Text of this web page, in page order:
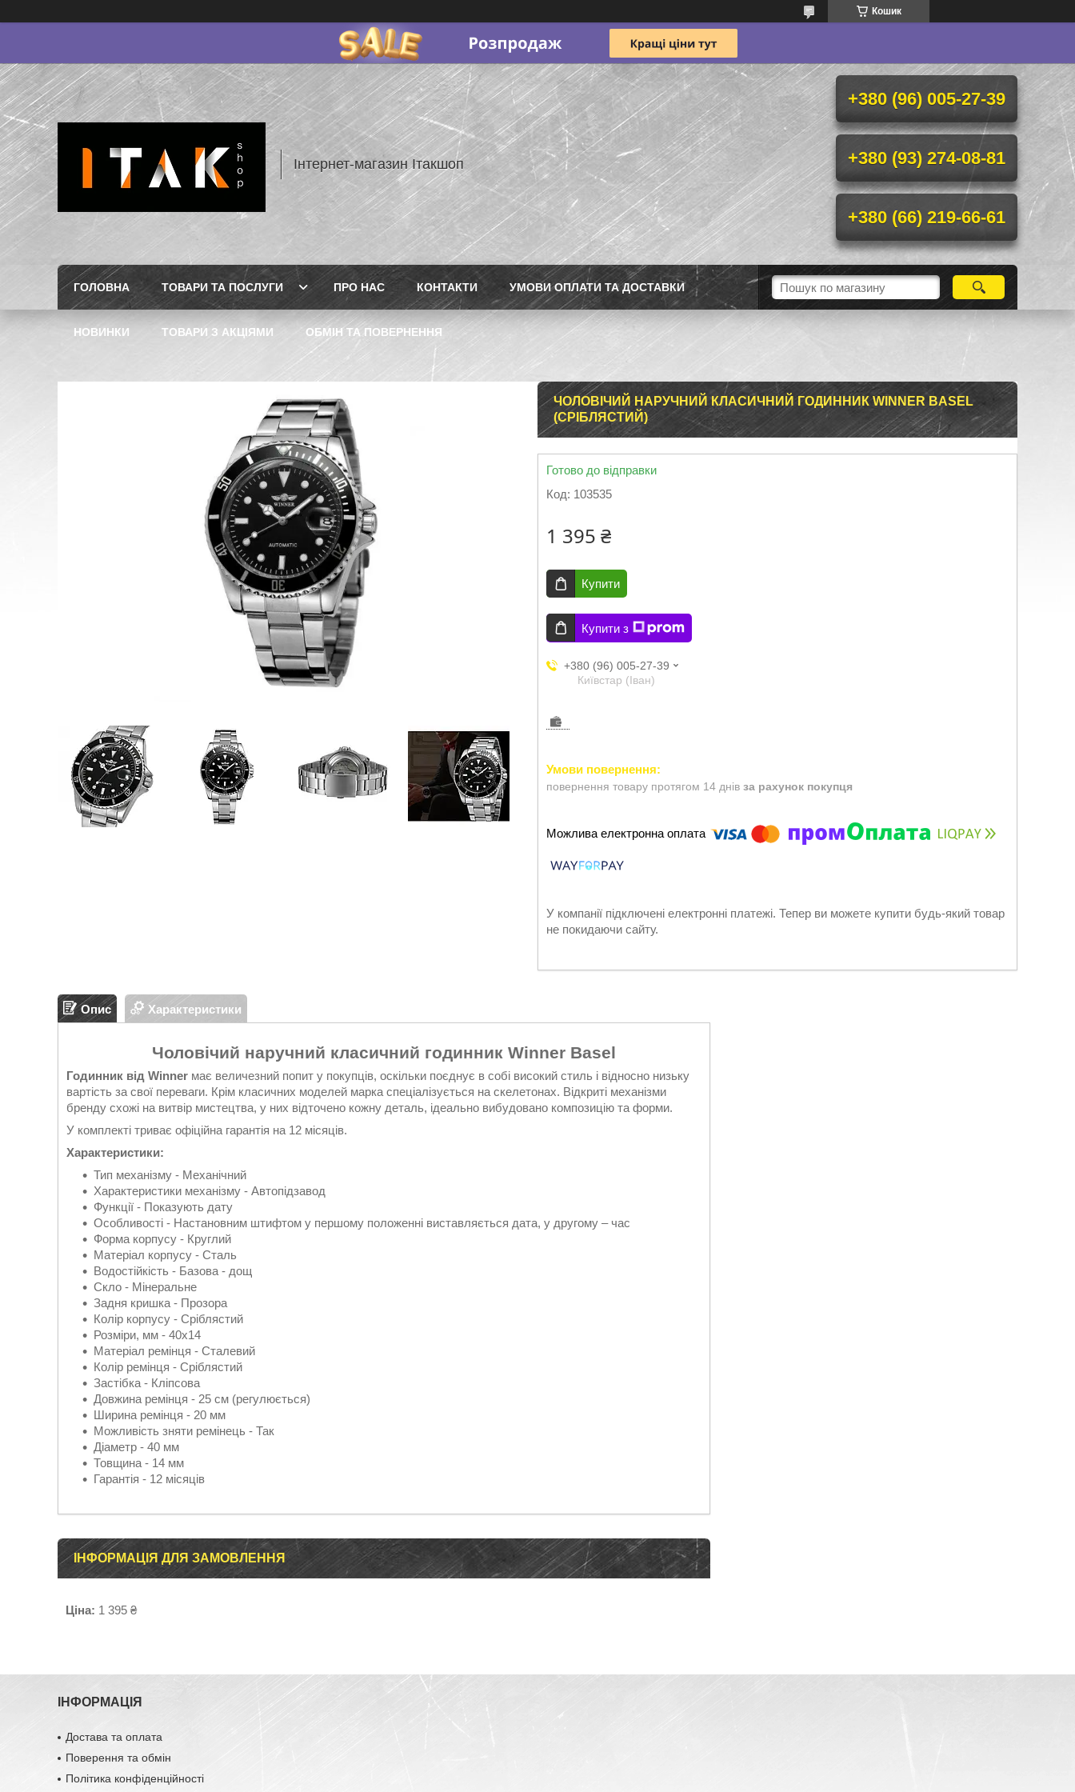
Кошик
Інтернет-магазин Ітакшоп
+380 (96) 005-27-39
+380 (93) 274-08-81
+380 (66) 219-66-61
ГОЛОВНА ТОВАРИ ТА ПОСЛУГИ ПРО НАС КОНТАКТИ УМОВИ ОПЛАТИ ТА ДОСТАВКИ
НОВИНКИ ТОВАРИ З АКЦІЯМИ ОБМІН ТА ПОВЕРНЕННЯ
ЧОЛОВІЧИЙ НАРУЧНИЙ КЛАСИЧНИЙ ГОДИННИК WINNER BASEL
(СРІБЛЯСТИЙ)
Готово до відправки
Код: 103535
1 395 ₴
Купити
Купити з
+380 (96) 005-27-39
Київстар (Іван)
повернення товару протягом 14 днів за рахунок покупця
У компанії підключені електронні платежі. Тепер ви можете купити будь-який товар
не покидаючи сайту.
Опис Характеристики
Чоловічий наручний класичний годинник Winner Basel
Годинник від Winner має величезний попит у покупців, оскільки поєднує в собі високий стиль і відносно низьку
вартість за свої переваги. Крім класичних моделей марка спеціалізується на скелетонах. Відкриті механізми
бренду схожі на витвір мистецтва, у них відточено кожну деталь, ідеально вибудовано композицію та форми.
У комплекті триває офіційна гарантія на 12 місяців.
Характеристики:
Тип механізму - Механічний
Характеристики механізму - Автопідзавод
Функції - Показують дату
Особливості - Настановним штифтом у першому положенні виставляється дата, у другому – час
Форма корпусу - Круглий
Матеріал корпусу - Сталь
Водостійкість - Базова - дощ
Скло - Мінеральне
Задня кришка - Прозора
Колір корпусу - Сріблястий
Розміри, мм - 40х14
Матеріал ремінця - Сталевий
Колір ремінця - Сріблястий
Застібка - Кліпсова
Довжина ремінця - 25 см (регулюється)
Ширина ремінця - 20 мм
Можливість зняти ремінець - Так
Діаметр - 40 мм
Товщина - 14 мм
Гарантія - 12 місяців
ІНФОРМАЦІЯ ДЛЯ ЗАМОВЛЕННЯ
Ціна: 1 395 ₴
ІНФОРМАЦІЯ
Достава та оплата
Поверення та обмін
Політика конфіденційності